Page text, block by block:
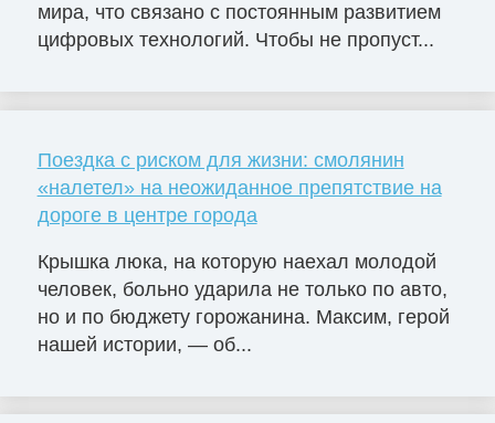
мира, что связано с постоянным развитием
цифровых технологий. Чтобы не пропуст...
Поездка с риском для жизни: смолянин
«налетел» на неожиданное препятствие на
дороге в центре города
Крышка люка, на которую наехал молодой
человек, больно ударила не только по авто,
но и по бюджету горожанина. Максим, герой
нашей истории, — об...